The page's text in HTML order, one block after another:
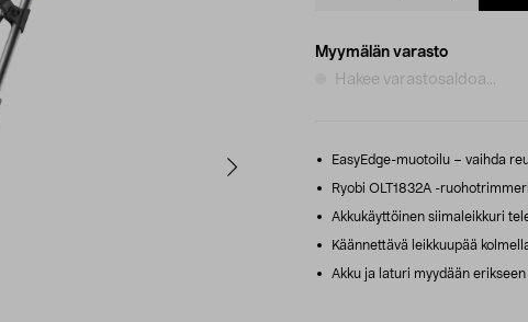
Myymälän varasto
Hakee varastosaldoa...
EasyEdge-muotoilu – vaihda
Ryobi OLT1832A -
Akkukäyttöinen siimaleikkuri
Käännettävä leikkuupää
Akku ja laturi myydään